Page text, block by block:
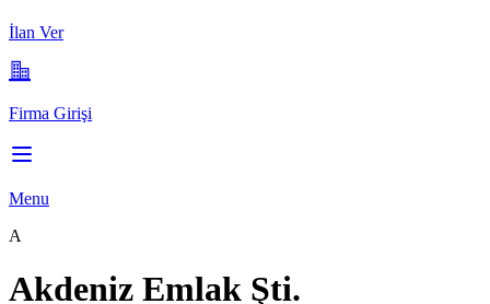
İlan Ver
Firma Girişi
Menu
A
Akdeniz Emlak Şti.